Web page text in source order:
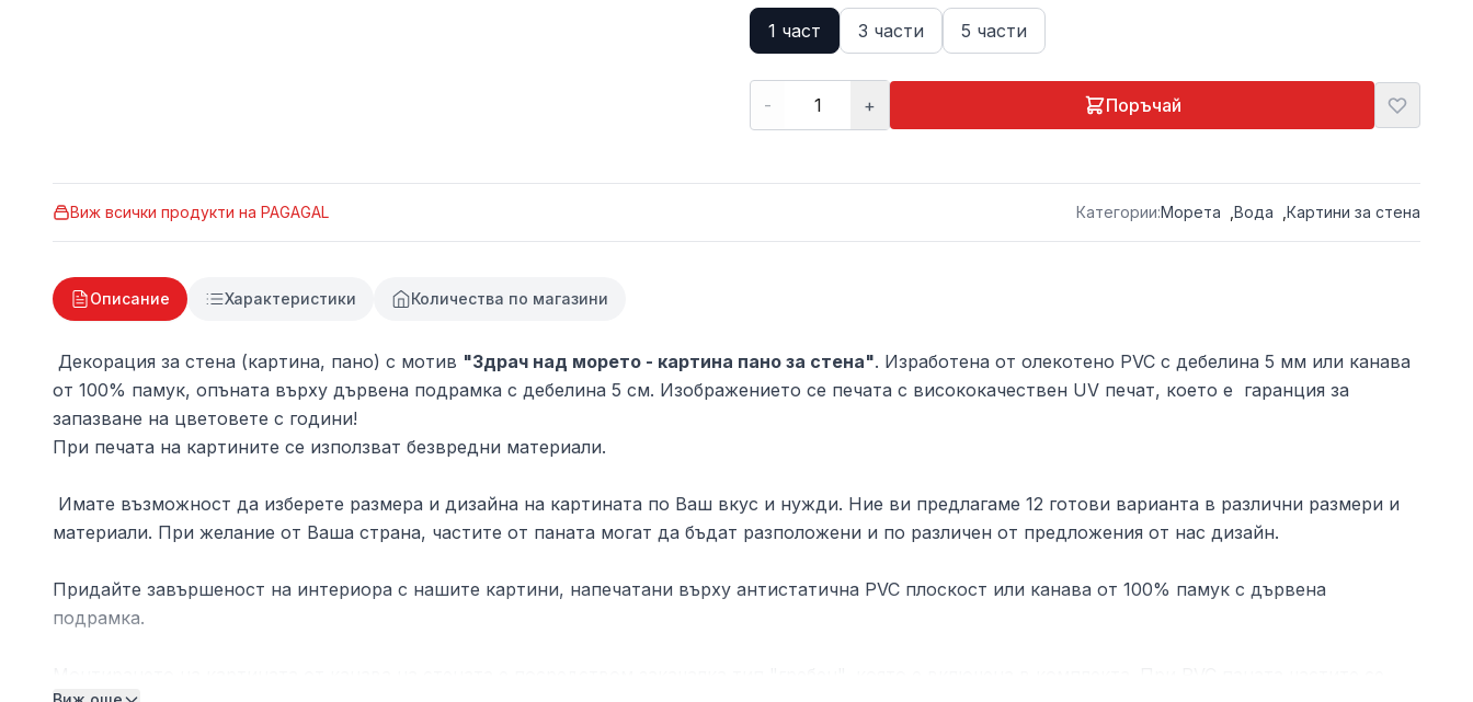
1 част 3 части 5 части
- + Поръчай
Виж всички продукти на PAGAGAL Категории:Морета Вода Картини за стена
Описание Характеристики Количества по магазини
Декорация за стена (картина, пано) с мотив "Здрач над морето - картина пано за стена". Изработена от олекотено PVC с дебелина 5 мм или канава
от 100% памук, опъната върху дървена подрамка с дебелина 5 см. Изображението се печата с висококачествен UV печат, което е гаранция за
запазване на цветовете с години!
При печата на картините се използват безвредни материали.
Имате възможност да изберете размера и дизайна на картината по Ваш вкус и нужди. Ние ви предлагаме 12 готови варианта в различни размери и
материали. При желание от Ваша страна, частите от паната могат да бъдат разположени и по различен от предложения от нас дизайн.
Придайте завършеност на интериора с нашите картини, напечатани върху антистатична PVC плоскост или канава от 100% памук с дървена
подрамка.